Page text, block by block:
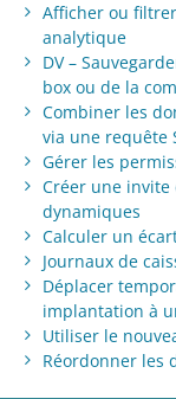
Afficher ou
analytique
DV –
box ou de la
Combiner les
via une requête
Gérer les
Créer une
dynamiques
Calculer un
Journaux de
Déplacer
implantation à
Utiliser le
Réordonner les